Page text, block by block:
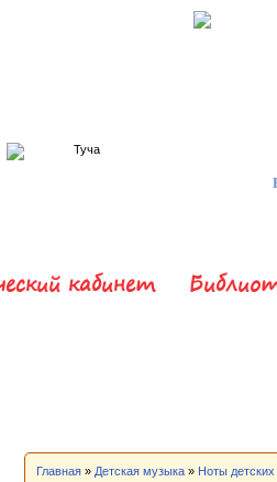
кабинет
Главная » Детская музыка » Ноты